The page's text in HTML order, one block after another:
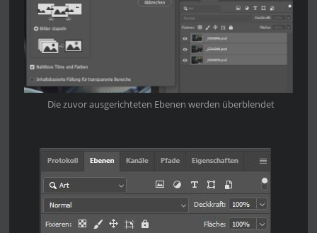
Die zuvor ausgerichteten Ebenen werden überblendet